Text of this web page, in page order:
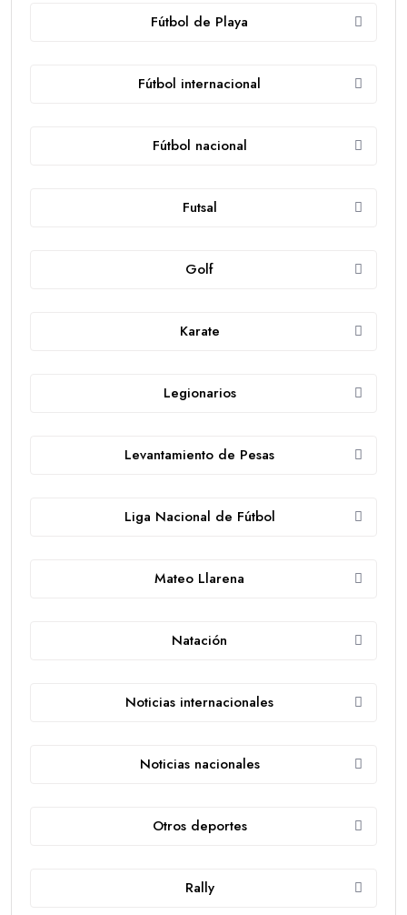
Fútbol de Playa
Fútbol internacional
Fútbol nacional
Futsal
Golf
Karate
Legionarios
Levantamiento de Pesas
Liga Nacional de Fútbol
Mateo Llarena
Natación
Noticias internacionales
Noticias nacionales
Otros deportes
Rally